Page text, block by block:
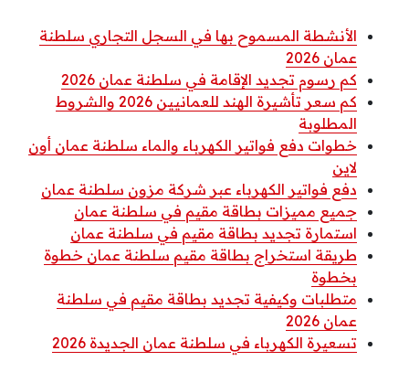
الأنشطة المسموح بها في السجل التجاري سلطنة
عمان 2026
كم رسوم تجديد الإقامة في سلطنة عمان 2026
كم سعر تأشيرة الهند للعمانيين 2026 والشروط
المطلوبة
خطوات دفع فواتير الكهرباء والماء سلطنة عمان أون
لاين
دفع فواتير الكهرباء عبر شركة مزون سلطنة عمان
جميع مميزات بطاقة مقيم في سلطنة عمان
استمارة تجديد بطاقة مقيم في سلطنة عمان
طريقة استخراج بطاقة مقيم سلطنة عمان خطوة
بخطوة
متطلبات وكيفية تجديد بطاقة مقيم في سلطنة
عمان 2026
تسعيرة الكهرباء في سلطنة عمان الجديدة 2026